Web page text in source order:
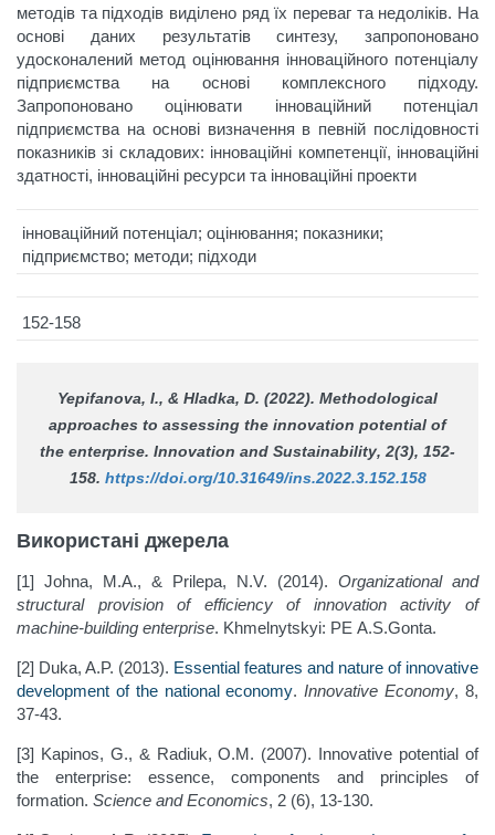
методів та підходів виділено ряд їх переваг та недоліків. На
основі даних результатів синтезу, запропоновано
удосконалений метод оцінювання інноваційного потенціалу
підприємства на основі комплексного підходу.
Запропоновано оцінювати інноваційний потенціал
підприємства на основі визначення в певній послідовності
показників зі складових: інноваційні компетенції, інноваційні
здатності, інноваційні ресурси та інноваційні проекти
інноваційний потенціал; оцінювання; показники;
підприємство; методи; підходи
152-158
Yepifanova, I., & Hladka, D. (2022). Methodological
approaches to assessing the innovation potential of
the enterprise. Innovation and Sustainability, 2(3), 152-
158. https://doi.org/10.31649/ins.2022.3.152.158
Використані джерела
[1] Johna, M.A., & Prilepa, N.V. (2014). Organizational and
structural provision of efficiency of innovation activity of
machine-building enterprise. Khmelnytskyi: PE A.S.Gonta.
[2] Duka, A.P. (2013). Essential features and nature of innovative
development of the national economy.Innovative Economy, 8,
37-43.
[3] Kapinos, G., & Radiuk, O.M. (2007). Innovative potential of
the enterprise: essence, components and principles of
formation. Science and Economics, 2 (6), 13-130.